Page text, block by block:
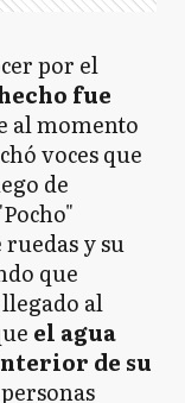
por el
fue
al momento
voces que
de
y su
que
al
el agua
de su